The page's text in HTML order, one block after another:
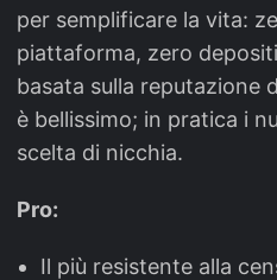
per semplificare la vita:
piattaforma, zero
basata sulla reputazione
è bellissimo; in pratica i
scelta di nicchia.
Pro:
Il più resistente alla